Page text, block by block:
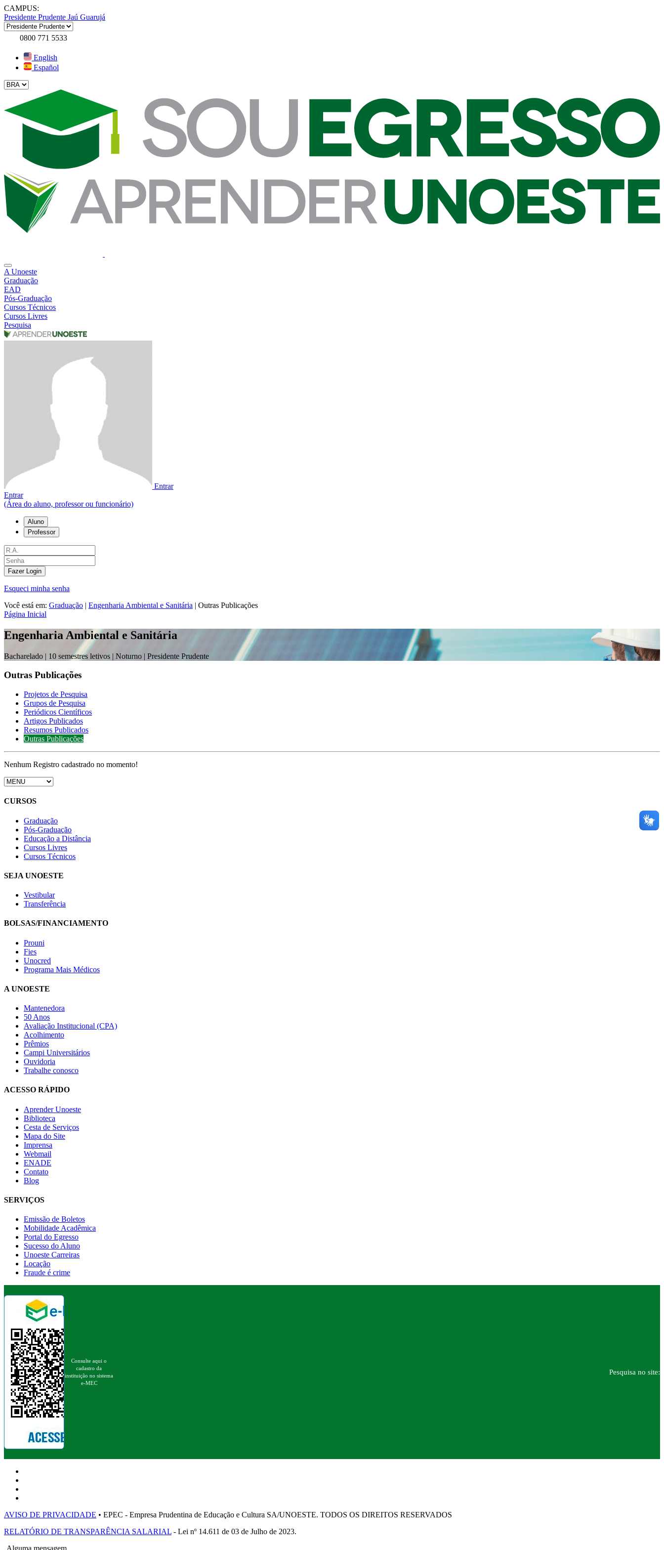
CAMPUS:
Presidente Prudente Jaú Guarujá
0800 771 5533
English
Español
A Unoeste
Graduação
EAD
Pós-Graduação
Cursos Técnicos
Cursos Livres
Pesquisa
Entrar
Entrar
(Área do aluno, professor ou funcionário)
Aluno
Professor
Fazer Login
Esqueci minha senha
Você está em: Graduação | Engenharia Ambiental e Sanitária | Outras Publicações
Página Inicial
Engenharia Ambiental e Sanitária
Bacharelado | 10 semestres letivos | Noturno | Presidente Prudente
Outras Publicações
Projetos de Pesquisa
Grupos de Pesquisa
Periódicos Científicos
Artigos Publicados
Resumos Publicados
Outras Publicações
Nenhum Registro cadastrado no momento!
CURSOS
Graduação
Pós-Graduação
Educação a Distância
Cursos Livres
Cursos Técnicos
SEJA UNOESTE
Vestibular
Transferência
BOLSAS/FINANCIAMENTO
Prouni
Fies
Unocred
Programa Mais Médicos
A UNOESTE
Mantenedora
50 Anos
Avaliação Institucional (CPA)
Acolhimento
Prêmios
Campi Universitários
Ouvidoria
Trabalhe conosco
ACESSO RÁPIDO
Aprender Unoeste
Biblioteca
Cesta de Serviços
Mapa do Site
Imprensa
Webmail
ENADE
Contato
Blog
SERVIÇOS
Emissão de Boletos
Mobilidade Acadêmica
Portal do Egresso
Sucesso do Aluno
Unoeste Carreiras
Locação
Fraude é crime
Consulte aqui o
cadastro da
instituição no sistema
e-MEC
Pesquisa no site:
AVISO DE PRIVACIDADE • EPEC - Empresa Prudentina de Educação e Cultura SA/UNOESTE. TODOS OS DIREITOS RESERVADOS
RELATÓRIO DE TRANSPARÊNCIA SALARIAL - Lei nº 14.611 de 03 de Julho de 2023.